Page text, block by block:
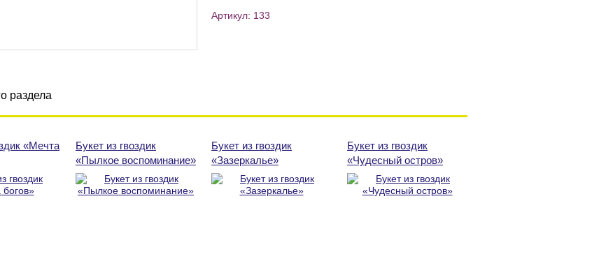
Артикул: 133
раздела
«Мечта
Букет из гвоздик
«Пылкое воспоминание»
Букет из гвоздик
«Зазеркалье»
Букет из гвоздик
«Чудесный остров»